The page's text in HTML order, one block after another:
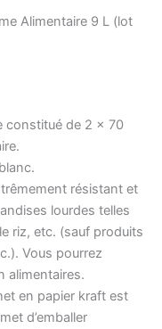
Alimentaire 9 L (lot
constitué de 2 x 70
résistant et
lourdes telles
riz, etc. (sauf produits
Vous pourrez
alimentaires.
en papier kraft est
d’emballer